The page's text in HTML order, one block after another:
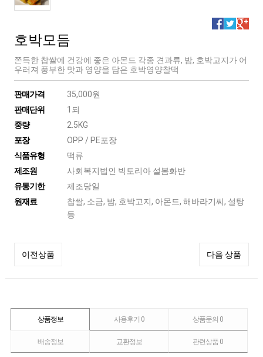
호박모듬
쫀득한 찹쌀에 건강에 좋은 아몬드 각종 견과류, 밤, 호박고지가 어
우러져 풍부한 맛과 영양을 담은 호박영양찰떡
판매가격
35,000원
판매단위
1되
중량
2.5KG
포장
OPP / PE포장
식품유형
떡류
제조원
사회복지법인 빅토리아 설봄화반
유통기한
제조당일
원재료
찹쌀, 소금, 밤, 호박고지, 아몬드, 해바라기씨, 설탕
등
이전상품 다음 상품
상품정보 사용후기 0 상품문의 0
배송정보 교환정보 관련상품 0